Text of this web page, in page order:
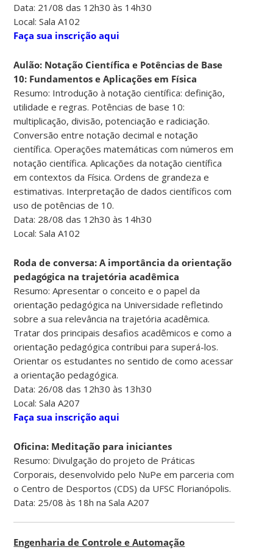
Data: 21/08 das 12h30 às 14h30
Local: Sala A102
Faça sua inscrição aqui
Aulão: Notação Científica e Potências de Base
10: Fundamentos e Aplicações em Física
Resumo: Introdução à notação científica: definição,
utilidade e regras. Potências de base 10:
multiplicação, divisão, potenciação e radiciação.
Conversão entre notação decimal e notação
científica. Operações matemáticas com números em
notação científica. Aplicações da notação científica
em contextos da Física. Ordens de grandeza e
estimativas. Interpretação de dados científicos com
uso de potências de 10.
Data: 28/08 das 12h30 às 14h30
Local: Sala A102
Roda de conversa: A importância da orientação
pedagógica na trajetória acadêmica
Resumo: Apresentar o conceito e o papel da
orientação pedagógica na Universidade refletindo
sobre a sua relevância na trajetória acadêmica.
Tratar dos principais desafios acadêmicos e como a
orientação pedagógica contribui para superá-los.
Orientar os estudantes no sentido de como acessar
a orientação pedagógica.
Data: 26/08 das 12h30 às 13h30
Local: Sala A207
Faça sua inscrição aqui
Oficina: Meditação para iniciantes
Resumo: Divulgação do projeto de Práticas
Corporais, desenvolvido pelo NuPe em parceria com
o Centro de Desportos (CDS) da UFSC Florianópolis.
Data: 25/08 às 18h na Sala A207
Engenharia de Controle e Automação